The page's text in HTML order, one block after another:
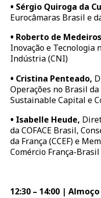
• Sérgio Quiroga da
Eurocâmaras Brasil e
• Roberto de
Inovação e Tecnologia
Indústria (CNI)
• Cristina Penteado,
Operações no Brasil
Sustainable Capital e
• Isabelle Heude,
da COFACE Brasil,
da França (CCEF) e
Comércio França-Brasil
12:30 – 14:00 | Almoço